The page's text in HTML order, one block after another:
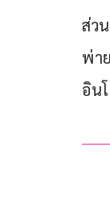
ส่ว
พ่า
อิน